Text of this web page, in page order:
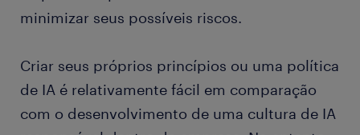
minimizar seus possíveis riscos.
Criar seus próprios princípios ou uma política
de IA é relativamente fácil em comparação
com o desenvolvimento de uma cultura de IA